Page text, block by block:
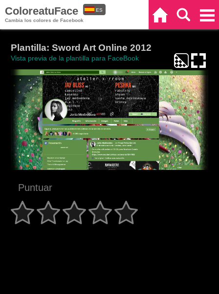
ColoreatuFace
Cambia los colores de Facebook
ES
Plantilla: Sword Art Online 2012
Vista previa de la plantilla para FaceBook
Puntuar